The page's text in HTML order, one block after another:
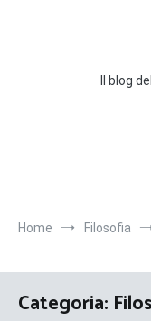
Il blog
Home Filosofia
Categoria: